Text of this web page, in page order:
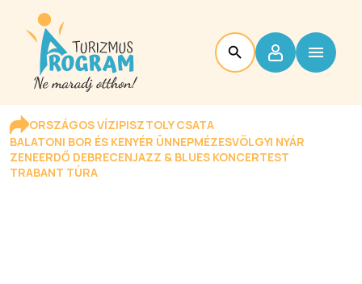
ORSZÁGOS VÍZIPISZTOLY CSATA
BALATONI BOR ÉS KENYÉR ÜNNEPMÉZESVÖLGYI NYÁR
ZENEERDŐ DEBRECENJAZZ & BLUES KONCERTEST
TRABANT TÚRA